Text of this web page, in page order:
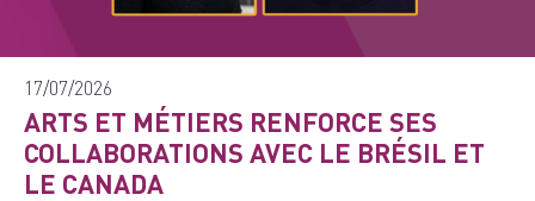
17/07/2026
ARTS ET MÉTIERS RENFORCE SES
COLLABORATIONS AVEC LE BRÉSIL ET
LE CANADA